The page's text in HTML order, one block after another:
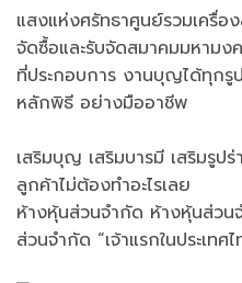
แสงแห่งศรัทธาศูนย์รวมเครื่
จัดซื้อและรับจัดสมาคมมหาม
ที่ประกอบการ งานบุญได้ทุก
หลักพิธี อย่างมืออาชีพ
เสริมบุญ เสริมบารมี เสริมรูป
ลูกค้าไม่ต้องทำอะไรเลย
ห้างหุ้นส่วนจำกัด ห้างหุ้นส่ว
ส่วนจำกัด “เจ้าแรกในประเทศไ